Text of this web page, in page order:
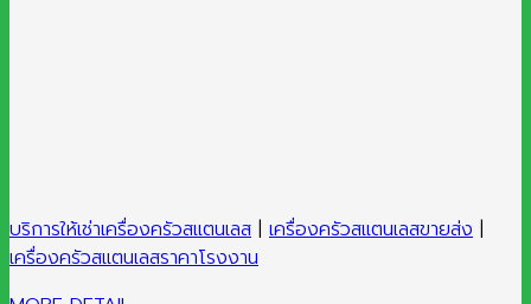
บริการให้เช่าเครื่องครัวสแตนเลส เครื่องครัวสแตนเลสขายส่ง
เครื่องครัวสแตนเลสราคาโรงงาน